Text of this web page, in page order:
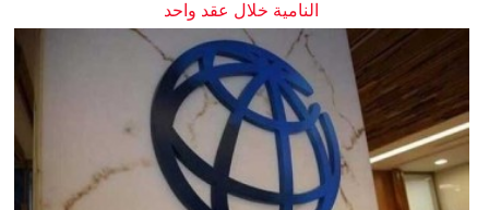
النامية خلال عقد واحد